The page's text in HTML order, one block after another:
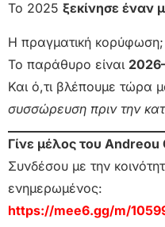
Το 2025 ξεκίνησε έναν
Η πραγματική κορύφωση;
Το παράθυρο είναι
Και ό,τι βλέπουμε τώρα
συσσώρευση πριν την
Γίνε μέλος του Andreou
Συνδέσου με την
ενημερωμένος:
https://mee6.gg/m/